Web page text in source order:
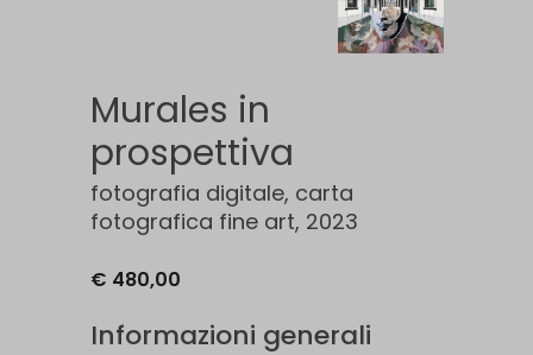
Murales in
prospettiva
fotografia digitale, carta
fotografica fine art, 2023
€ 480,00
Informazioni generali